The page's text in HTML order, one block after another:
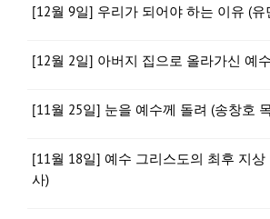
[12월 9일] 우리가 되어야 하는 이유 (유
[12월 2일] 아버지 집으로 올라가신 예
[11월 25일] 눈을 예수께 돌려 (송창호
[11월 18일] 예수 그리스도의 최후 지상
사)